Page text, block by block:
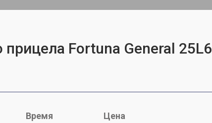
Fortuna General 25L6
Время Цена